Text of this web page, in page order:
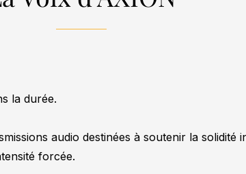
la durée.
audio destinées à soutenir la solidité
forcée.